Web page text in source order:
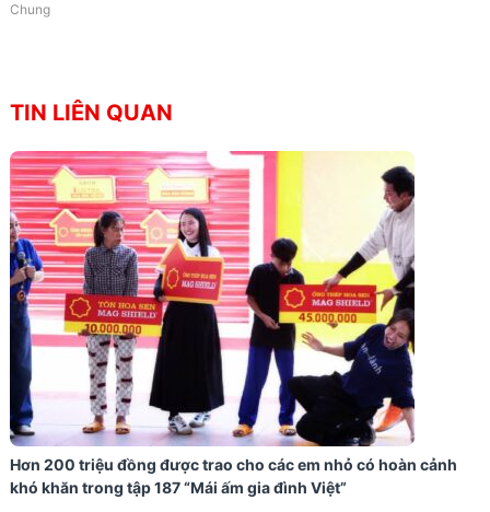
Chung
TIN LIÊN QUAN
Hơn 200 triệu đồng được trao cho các em nhỏ có hoàn cảnh
khó khăn trong tập 187 “Mái ấm gia đình Việt”